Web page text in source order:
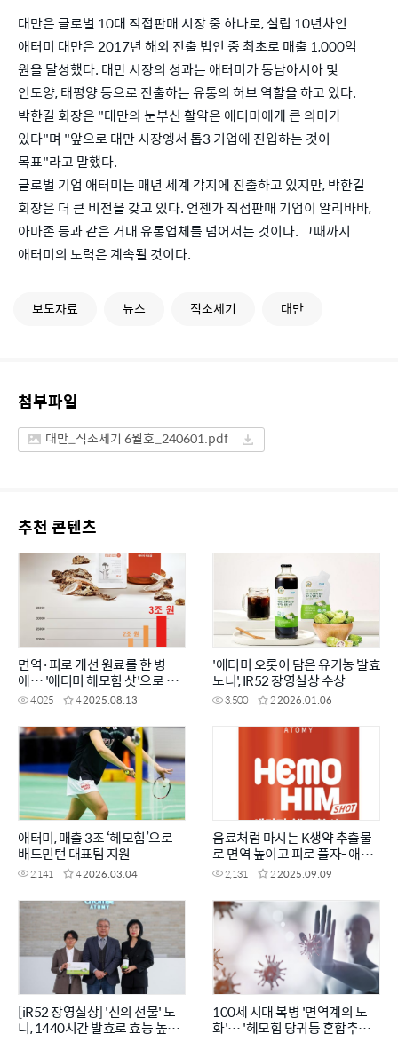
대만은 글로벌 10대 직접판매 시장 중 하나로, 설립 10년차인
애터미 대만은 2017년 해외 진출 법인 중 최초로 매출 1,000억
원을 달성했다. 대만 시장의 성과는 애터미가 동남아시아 및
인도양, 태평양 등으로 진출하는 유통의 허브 역할을 하고 있다.
박한길 회장은 "대만의 눈부신 활약은 애터미에게 큰 의미가
있다"며 "앞으로 대만 시장엥서 톱3 기업에 진입하는 것이
목표"라고 말했다.
글로벌 기업 애터미는 매년 세계 각지에 진출하고 있지만, 박한길
회장은 더 큰 비전을 갖고 있다. 언젠가 직접판매 기업이 알리바바,
아마존 등과 같은 거대 유통업체를 넘어서는 것이다. 그때까지
애터미의 노력은 계속될 것이다.
보도자료 뉴스 직소세기 대만
첨부파일
대만_직소세기 6월호_240601.pdf
추천 콘텐츠
면역·피로 개선 원료를 한 병
에… '애터미 헤모힘 샷'으로 활
력 UP!
4,025 42025.08.13
'애터미 오롯이 담은 유기농 발효
노니', IR52 장영실상 수상
3,500 22026.01.06
애터미, 매출 3조 ‘헤모힘’으로
배드민턴 대표팀 지원
2,141 42026.03.04
음료처럼 마시는 K생약 추출물
로 면역 높이고 피로 풀자- 애터
미 헤모힘 샷
2,131 22025.09.09
[iR52 장영실상] '신의 선물' 노
니, 1440시간 발효로 효능 높였
100세 시대 복병 '면역계의 노
화'… '헤모힘 당귀등 혼합추출